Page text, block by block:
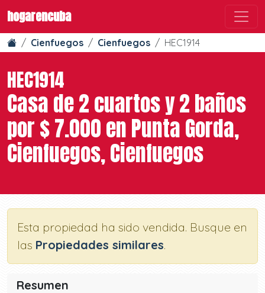
hogarencuba
Cienfuegos Cienfuegos HEC1914
HEC1914
Casa de 2 cuartos y 2 baños
por $ 7.000 en Punta Gorda,
Cienfuegos, Cienfuegos
Esta propiedad ha sido vendida. Busque en
las Propiedades similares.
Resumen